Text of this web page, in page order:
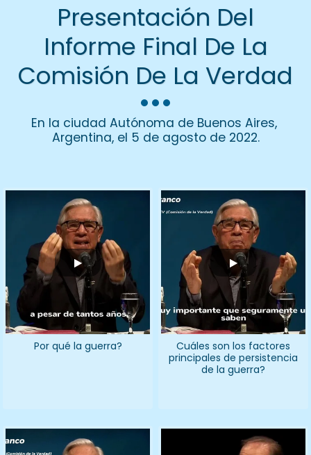
Presentación Del
Informe Final De La
Comisión De La Verdad
En la ciudad Autónoma de Buenos Aires,
Argentina, el 5 de agosto de 2022.
Por qué la guerra?
Cuáles son los factores
principales de persistencia
de la guerra?